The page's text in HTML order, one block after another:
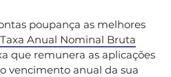
poupança as melhores
Taxa Anual Nominal Bruta
que remunera as aplicações
vencimento anual da sua